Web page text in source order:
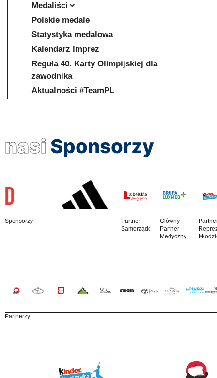
Medaliści
Polskie medale
Statystyka medalowa
Kalendarz imprez
Reguła 40. Karty Olimpijskiej dla
zawodnika
Aktualności #TeamPL
nasi Sponsorzy
Sponsorzy
Partner
Samorządowy
Główny
Partner
Medyczny
Partnerzy